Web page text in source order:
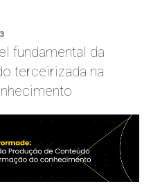
fundamental da
terceirizada na